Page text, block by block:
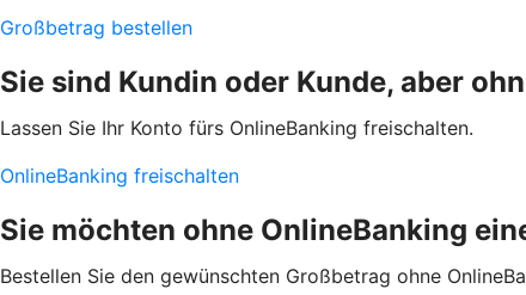
Großbetrag bestellen
Sie sind Kundin oder Kunde, aber
Lassen Sie Ihr Konto fürs OnlineBanking freischalten.
OnlineBanking freischalten
Sie möchten ohne OnlineBanking
Bestellen Sie den gewünschten Großbetrag ohne